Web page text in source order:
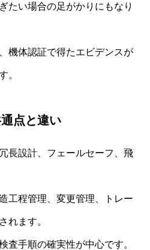
たい場合の足がかりにもなり
機体認証で得たエビデンスが
。
点と違い
長設計、フェールセーフ、飛
工程管理、変更管理、トレー
れます。
査手順の確実性が中心です。